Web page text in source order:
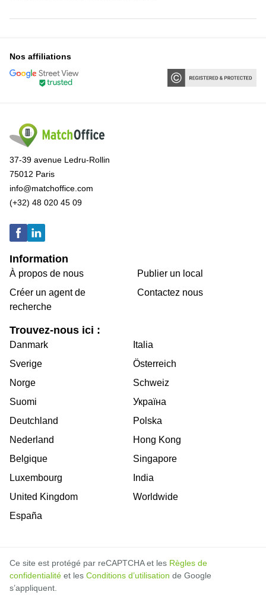
Nos affiliations
37-39 avenue Ledru-Rollin
75012 Paris
info@matchoffice.com
(+32) 48 020 45 09
Information
À propos de nous
Créer un agent de
recherche
Publier un local
Contactez nous
Trouvez-nous ici :
Danmark
Sverige
Norge
Suomi
Deutchland
Nederland
Belgique
Luxembourg
United Kingdom
España
Italia
Österreich
Schweiz
Україна
Polska
Hong Kong
Singapore
India
Worldwide
Ce site est protégé par reCAPTCHA et les Règles de
confidentialité et les Conditions d’utilisation de Google
s’appliquent.